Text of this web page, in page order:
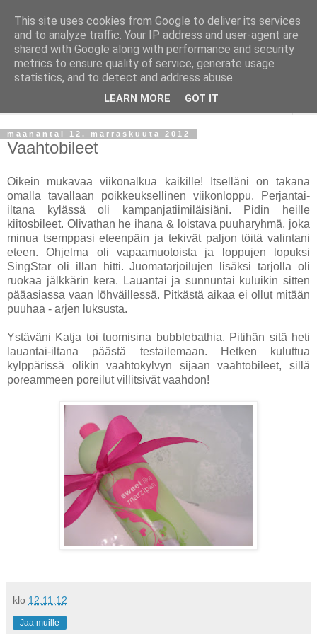
Taloja ja Toiveita
[ Sisustaa ] [ Remontoi ] [ Tuunaa ] [ Haaveilee ] [ Reissaa ]
maanantai 12. marraskuuta 2012
Vaahtobileet
Oikein mukavaa viikonalkua kaikille! Itselläni on takana
omalla tavallaan poikkeuksellinen viikonloppu. Perjantai-
iltana kylässä oli kampanjatiimiläisiäni. Pidin heille
kiitosbileet. Olivathan he ihana & loistava puuharyhmä, joka
minua tsemppasi eteenpäin ja tekivät paljon töitä valintani
eteen. Ohjelma oli vapaamuotoista ja loppujen lopuksi
SingStar oli illan hitti. Juomatarjoilujen lisäksi tarjolla oli
ruokaa jälkkärin kera. Lauantai ja sunnuntai kuluikin sitten
pääasiassa vaan löhväillessä. Pitkästä aikaa ei ollut mitään
puuhaa - arjen luksusta.
Ystäväni Katja toi tuomisina bubblebathia. Pitihän sitä heti
lauantai-iltana päästä testailemaan. Hetken kuluttua
kylppärissä olikin vaahtokylvyn sijaan vaahtobileet, sillä
poreammeen poreilut villitsivät vaahdon!
klo 12.11.12
Jaa muille
This site uses cookies from Google to deliver its services
and to analyze traffic. Your IP address and user-agent are
shared with Google along with performance and security
metrics to ensure quality of service, generate usage
statistics, and to detect and address abuse.
LEARN MORE GOT IT